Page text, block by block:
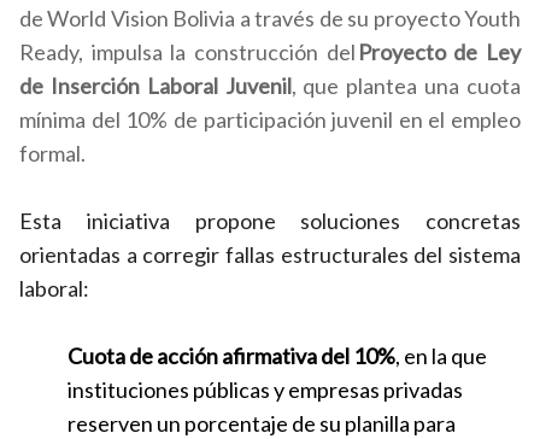
de World Vision Bolivia a través de su proyecto Youth
Ready, impulsa la construcción del Proyecto de Ley
de Inserción Laboral Juvenil, que plantea una cuota
mínima del 10% de participación juvenil en el empleo
formal.
Esta iniciativa propone soluciones concretas
orientadas a corregir fallas estructurales del sistema
laboral:
Cuota de acción afirmativa del 10%, en la que
instituciones públicas y empresas privadas
reserven un porcentaje de su planilla para